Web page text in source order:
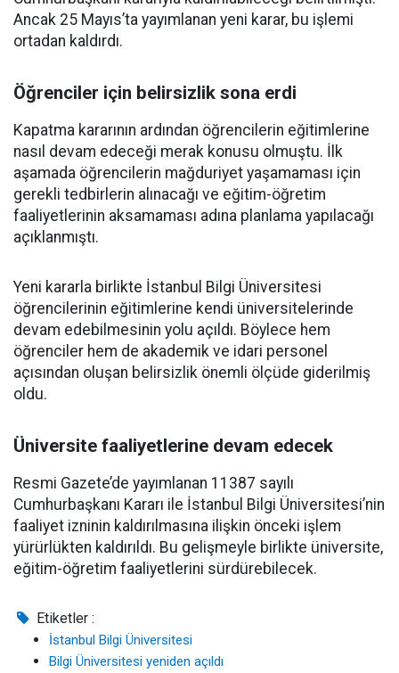
Ancak 25 Mayıs’ta yayımlanan yeni karar, bu işlemi
ortadan kaldırdı.
Öğrenciler için belirsizlik sona erdi
Kapatma kararının ardından öğrencilerin eğitimlerine
nasıl devam edeceği merak konusu olmuştu. İlk
aşamada öğrencilerin mağduriyet yaşamaması için
gerekli tedbirlerin alınacağı ve eğitim-öğretim
faaliyetlerinin aksamaması adına planlama yapılacağı
açıklanmıştı.
Yeni kararla birlikte İstanbul Bilgi Üniversitesi
öğrencilerinin eğitimlerine kendi üniversitelerinde
devam edebilmesinin yolu açıldı. Böylece hem
öğrenciler hem de akademik ve idari personel
açısından oluşan belirsizlik önemli ölçüde giderilmiş
oldu.
Üniversite faaliyetlerine devam edecek
Resmi Gazete’de yayımlanan 11387 sayılı
Cumhurbaşkanı Kararı ile İstanbul Bilgi Üniversitesi’nin
faaliyet izninin kaldırılmasına ilişkin önceki işlem
yürürlükten kaldırıldı. Bu gelişmeyle birlikte üniversite,
eğitim-öğretim faaliyetlerini sürdürebilecek.
Etiketler :
İstanbul Bilgi Üniversitesi
Bilgi Üniversitesi yeniden açıldı